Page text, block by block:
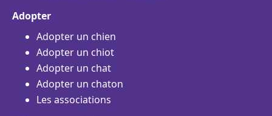
Adopter
Adopter un chien
Adopter un chiot
Adopter un chat
Adopter un chaton
Les associations